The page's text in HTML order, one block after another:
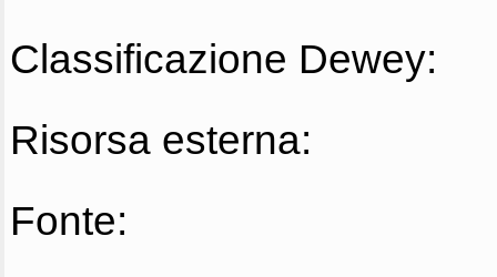
Classificazione Dewey:
Risorsa esterna:
Fonte: